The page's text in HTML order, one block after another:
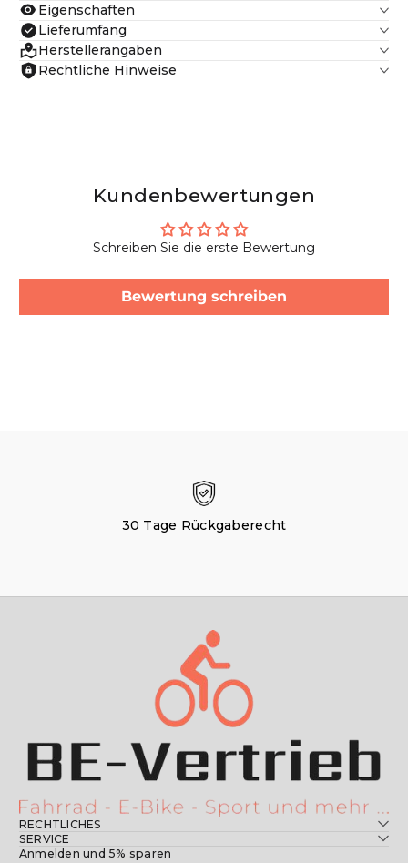
Eigenschaften
Lieferumfang
Herstellerangaben
Rechtliche Hinweise
Kundenbewertungen
Schreiben Sie die erste Bewertung
Bewertung schreiben
30 Tage Rückgaberecht
RECHTLICHES
SERVICE
Anmelden und 5% sparen